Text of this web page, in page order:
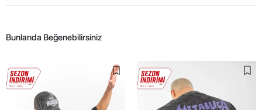
Bunlarıda Beğenebilirsiniz